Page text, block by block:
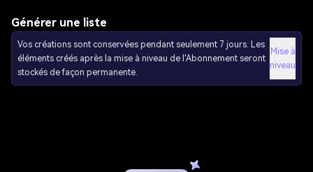
Générer une liste
Vos créations sont conservées pendant seulement 7 jours. Les
éléments créés après la mise à niveau de l'Abonnement seront
stockés de façon permanente.
Mise à
niveau